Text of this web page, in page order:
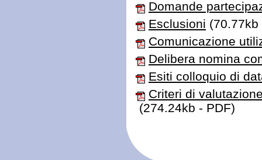
Domande
Esclusioni (70.77kb
Comunicazione
Delibera nomina
Esiti colloquio di
Criteri di
(274.24kb - PDF)